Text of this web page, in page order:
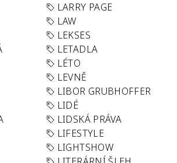
LARRY PAGE
LAW
LEKSES
LETADLA
LÉTO
LEVNĚ
LIBOR GRUBHOFFER
LIDÉ
LIDSKÁ PRÁVA
LIFESTYLE
LIGHTSHOW